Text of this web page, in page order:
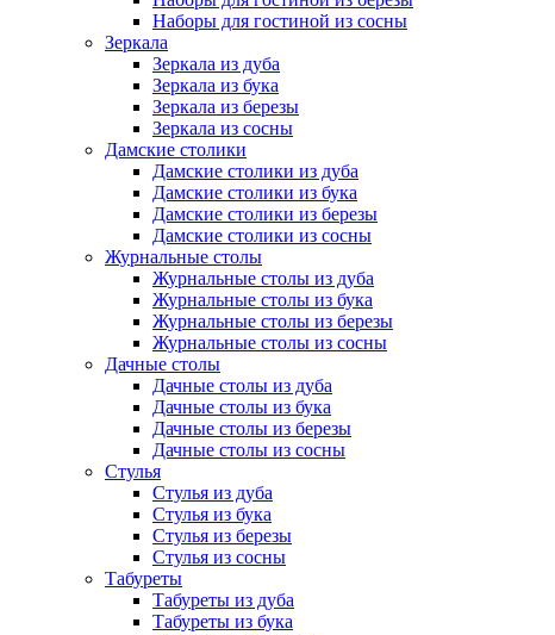
Наборы для гостиной из сосны
Зеркала
Зеркала из дуба
Зеркала из бука
Зеркала из березы
Зеркала из сосны
Дамские столики
Дамские столики из дуба
Дамские столики из бука
Дамские столики из березы
Дамские столики из сосны
Журнальные столы
Журнальные столы из дуба
Журнальные столы из бука
Журнальные столы из березы
Журнальные столы из сосны
Дачные столы
Дачные столы из дуба
Дачные столы из бука
Дачные столы из березы
Дачные столы из сосны
Стулья
Стулья из дуба
Стулья из бука
Стулья из березы
Стулья из сосны
Табуреты
Табуреты из дуба
Табуреты из бука